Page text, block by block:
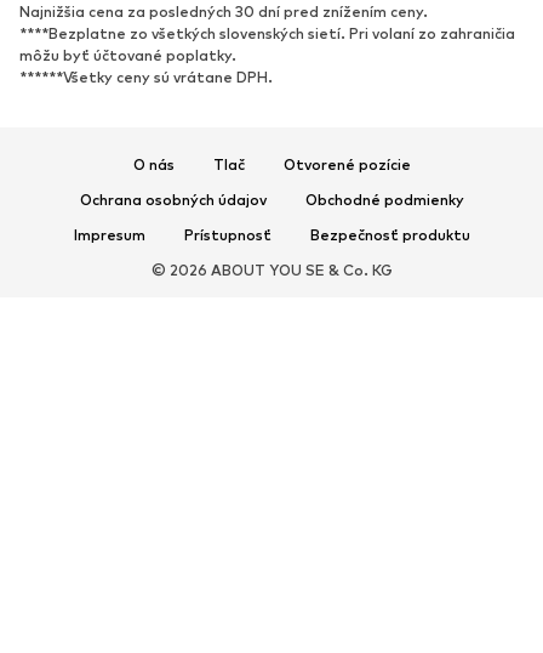
Tenisky
Členkové čižmy
Topánky na vysokom podpätku
Sandále
Papuče
Exkluzívne
Najnižšia cena za posledných 30 dní pred znížením ceny.
****Bezplatne zo všetkých slovenských sietí. Pri volaní zo zahraničia
môžu byť účtované poplatky.
******Všetky ceny sú vrátane DPH.
O nás Tlač
Otvorené pozície
Ochrana osobných údajov
Obchodné podmienky
Impresum
Prístupnosť
Bezpečnosť produktu
© 2026 ABOUT YOU SE & Co. KG